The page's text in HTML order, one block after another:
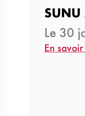
Le 30
En